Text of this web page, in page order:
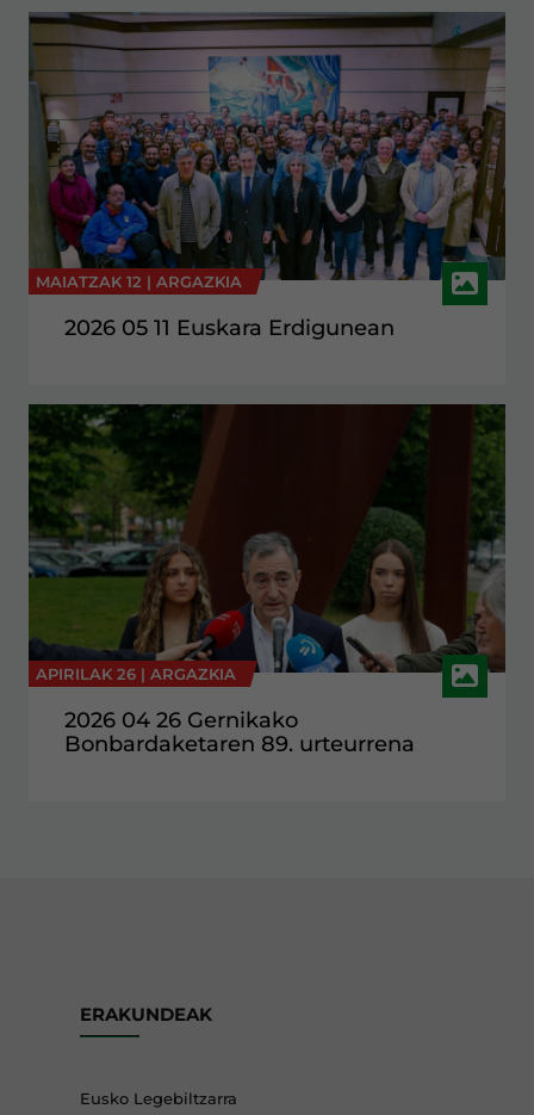
MAIATZAK 12 | ARGAZKIA
2026 05 11 Euskara Erdigunean
APIRILAK 26 | ARGAZKIA
2026 04 26 Gernikako
Bonbardaketaren 89. urteurrena
ERAKUNDEAK
Eusko Legebiltzarra